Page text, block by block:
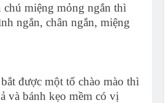
miệng mỏng ngắn thì
ngắn, chân ngắn, miệng
được một tổ chào mào thì
và bánh kẹo mềm có vị